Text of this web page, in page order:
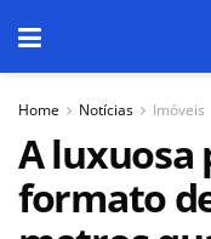
Home Notícias Imóveis
A luxuosa
formato